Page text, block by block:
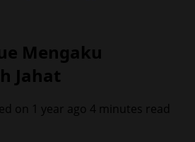
Mengaku
Jahat
on 1 year ago 4 minutes read